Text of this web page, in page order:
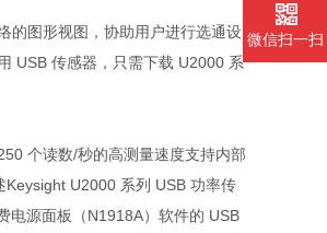
的图形视图，协助用户进行选通设
USB 传感器，只需下载 U2000 系
个读数/秒的高测量速度支持内部
U2000 系列 USB 功率传
电源面板（N1918A）软件的 USB
微信扫一扫